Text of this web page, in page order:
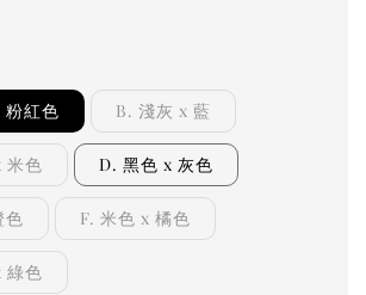
粉紅色 B. 淺灰 x 藍
米色 D. 黑色 x 灰色
色 F. 米色 x 橘色
綠色